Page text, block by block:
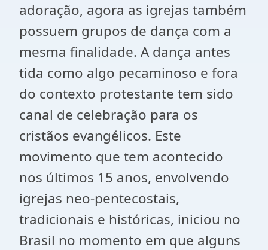
adoração, agora as igrejas também
possuem grupos de dança com a
mesma finalidade. A dança antes
tida como algo pecaminoso e fora
do contexto protestante tem sido
canal de celebração para os
cristãos evangélicos. Este
movimento que tem acontecido
nos últimos 15 anos, envolvendo
igrejas neo-pentecostais,
tradicionais e históricas, iniciou no
Brasil no momento em que alguns